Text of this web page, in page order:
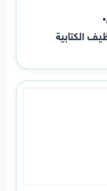
الكتابية